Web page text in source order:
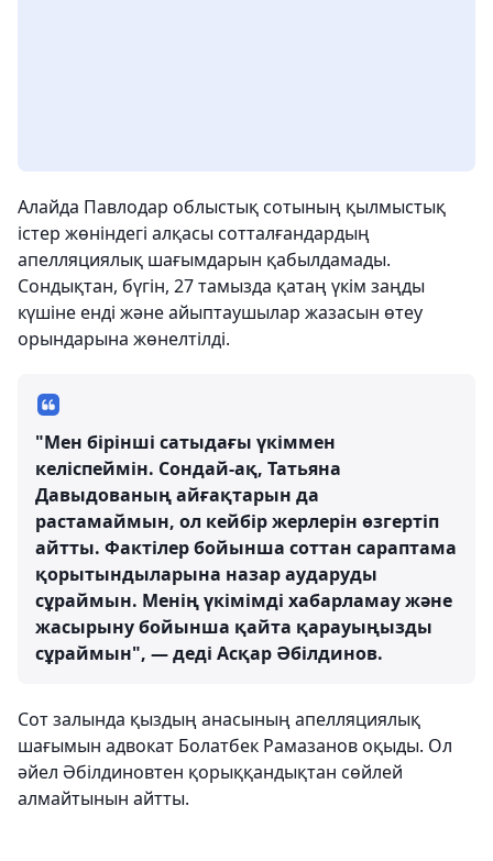
Алайда Павлодар облыстық сотының қылмыстық
істер жөніндегі алқасы сотталғандардың
апелляциялық шағымдарын қабылдамады.
Сондықтан, бүгін, 27 тамызда қатаң үкім заңды
күшіне енді және айыптаушылар жазасын өтеу
орындарына жөнелтілді.
"Мен бірінші сатыдағы үкіммен
келіспеймін. Сондай-ақ, Татьяна
Давыдованың айғақтарын да
растамаймын, ол кейбір жерлерін өзгертіп
айтты. Фактілер бойынша соттан сараптама
қорытындыларына назар аударуды
сұраймын. Менің үкімімді хабарламау және
жасырыну бойынша қайта қарауыңызды
сұраймын", — деді Асқар Әбілдинов.
Сот залында қыздың анасының апелляциялық
шағымын адвокат Болатбек Рамазанов оқыды. Ол
әйел Әбілдиновтен қорыққандықтан сөйлей
алмайтынын айтты.